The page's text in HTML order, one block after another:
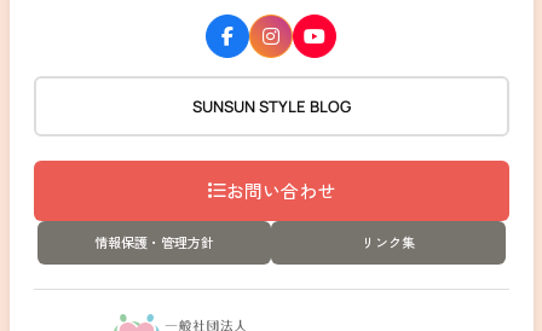
SUNSUN STYLE BLOG
お問い合わせ
情報保護・管理方針 リンク集